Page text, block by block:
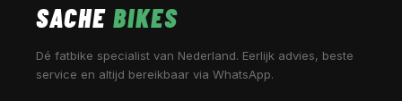
SACHE BIKES
Dé fatbike specialist van Nederland. Eerlijk advies, beste
service en altijd bereikbaar via WhatsApp.